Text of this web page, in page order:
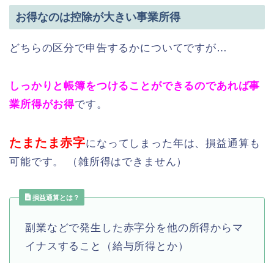
お得なのは控除が大きい事業所得
どちらの区分で申告するかについてですが…
しっかりと帳簿をつけることができるのであれば事
業所得がお得です。
たまたま赤字になってしまった年は、損益通算も
可能です。 （雑所得はできません）
損益通算とは？
副業などで発生した赤字分を他の所得からマ
イナスすること（給与所得とか）